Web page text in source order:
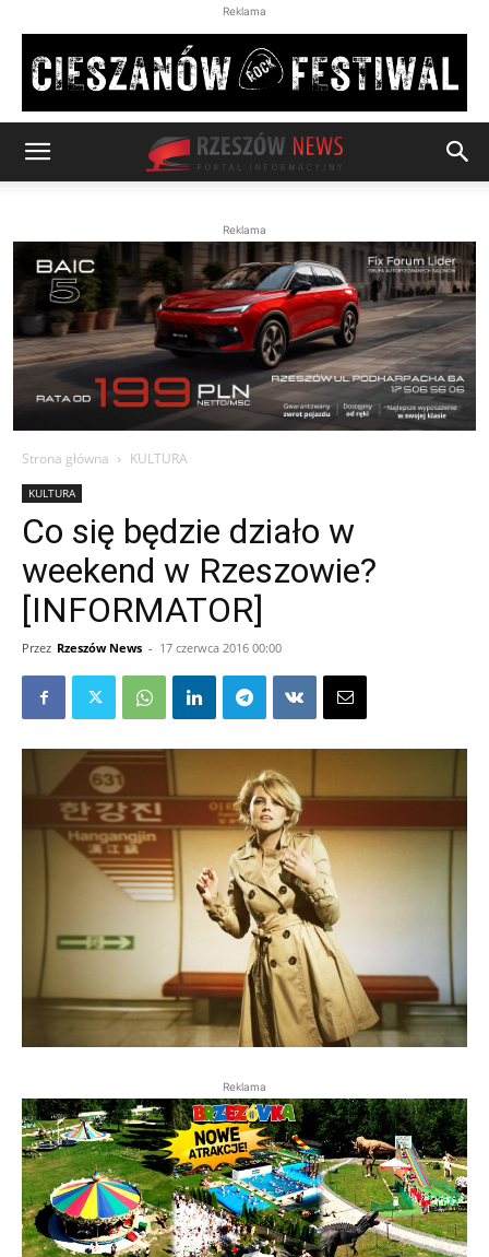
Reklama
Reklama
Strona główna KULTURA
KULTURA
Co się będzie działo w
weekend w Rzeszowie?
[INFORMATOR]
Przez Rzeszów News - 17 czerwca 2016 00:00
Reklama